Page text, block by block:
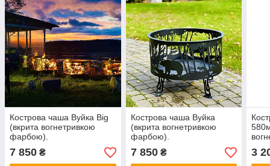
Кострова чаша Вуйка Big
(вкрита вогнетривкою
фарбою).
7 850 ₴
Кострова чаша Вуйка
(вкрита вогнетривкою
фарбою).
7 850₴ 3